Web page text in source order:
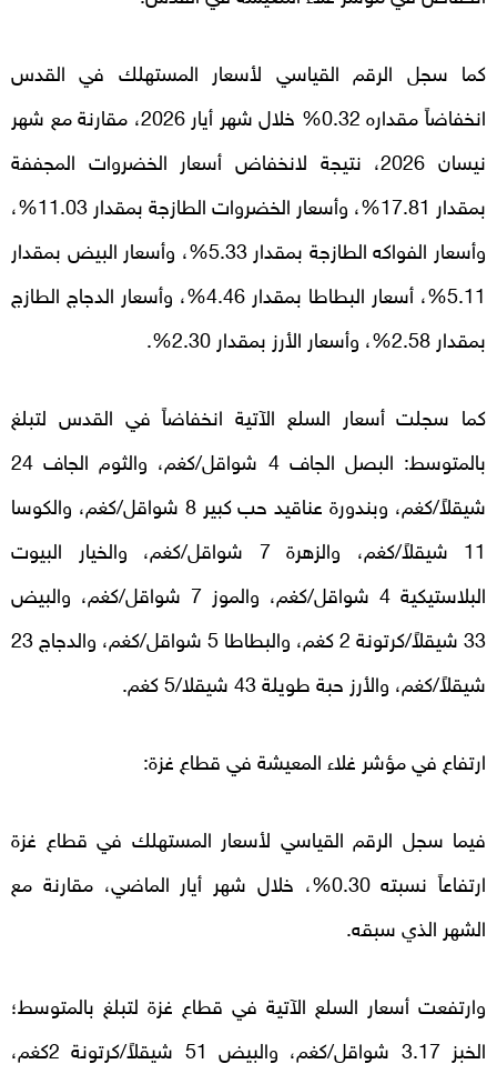
كما سجل الرقم القياسي لأسعار المستهلك في القدس
انخفاضاً مقداره 0.32% خلال شهر أيار 2026، مقارنة مع شهر
نيسان 2026، نتيجة لانخفاض أسعار الخضروات المجففة
بمقدار 17.81%، وأسعار الخضروات الطازجة بمقدار 11.03%،
وأسعار الفواكه الطازجة بمقدار 5.33%، وأسعار البيض بمقدار
5.11%، أسعار البطاطا بمقدار 4.46%، وأسعار الدجاج الطازج
بمقدار 2.58%، وأسعار الأرز بمقدار 2.30%.
كما سجلت أسعار السلع الآتية انخفاضاً في القدس لتبلغ
بالمتوسط: البصل الجاف 4 شواقل/كغم، والثوم الجاف 24
شيقلاً/كغم، وبندورة عناقيد حب كبير 8 شواقل/كغم، والكوسا
11 شيقلاً/كغم، والزهرة 7 شواقل/كغم، والخيار البيوت
البلاستيكية 4 شواقل/كغم، والموز 7 شواقل/كغم، والبيض
33 شيقلاً/كرتونة 2 كغم، والبطاطا 5 شواقل/كغم، والدجاج 23
شيقلاً/كغم، والأرز حبة طويلة 43 شيقلا/5 كغم.
ارتفاع في مؤشر غلاء المعيشة في قطاع غزة:
فيما سجل الرقم القياسي لأسعار المستهلك في قطاع غزة
ارتفاعاً نسبته 0.30%، خلال شهر أيار الماضي، مقارنة مع
الشهر الذي سبقه.
وارتفعت أسعار السلع الآتية في قطاع غزة لتبلغ بالمتوسط؛
الخبز 3.17 شواقل/كغم، والبيض 51 شيقلاً/كرتونة 2كغم،